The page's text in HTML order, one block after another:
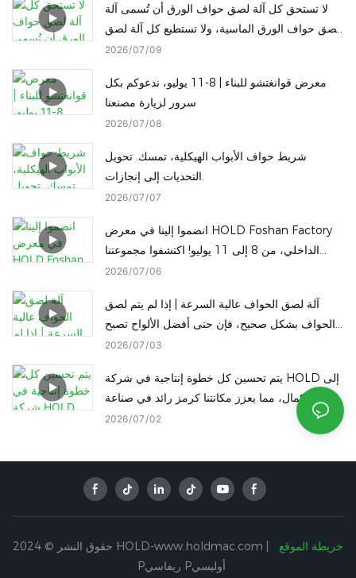
لا تستحق كل آلة لصق حواف الورق أن تُسمى آلة
لصق حواف الورق الماسية، ولا تستطيع كل آلة لصق
حواف الورق الماسية التحول إلى لصق حواف الورق
2026 07 09
معرض قوانغتشو للبناء | 8-11 يوليو، ندعوكم بكل
سرور لزيارة مصنعنا
2026 07 08
شريط حواف الأبواب الهيكلية، تمسك. تحويل
2026 07 07
انضموا إلينا في معرض HOLD Foshan Factory
الداخلي، من 8 إلى 11 يوليو! اكتشفوا مجموعتنا
2026 07 06
آلة لصق الحواف عالية السرعة | إذا لم يتم لصق
الحواف بشكل صحيح، فإن حتى أفضل الألواح تصبح
2026 07 03
يتم تحسين كل خطوة إنتاجية في شركة HOLD إلى
حد الكمال، مما يعزز مكانتنا كرمز رائد في صناعة
2026 07 02
حقوق النشر © 2024 HOLD-www.holdmac.com |
خريطة الموقع
Pريفاسي Pأوليسي